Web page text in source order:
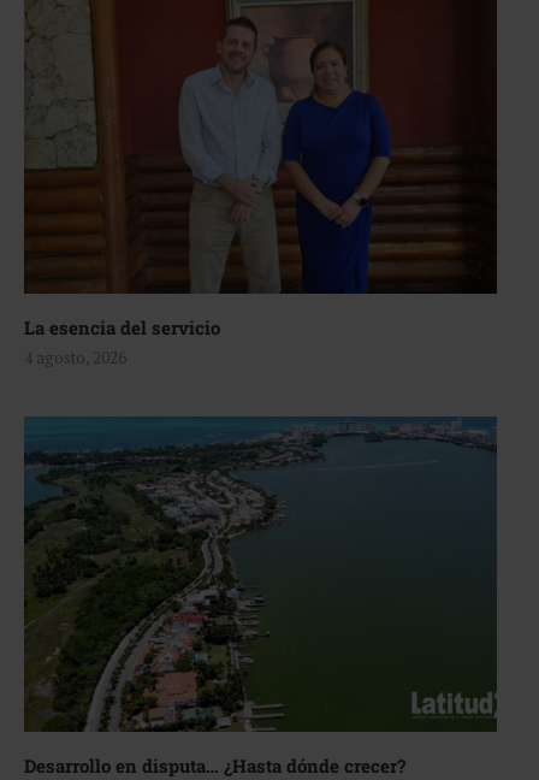
La esencia del servicio
4 agosto, 2026
Desarrollo en disputa… ¿Hasta dónde crecer?